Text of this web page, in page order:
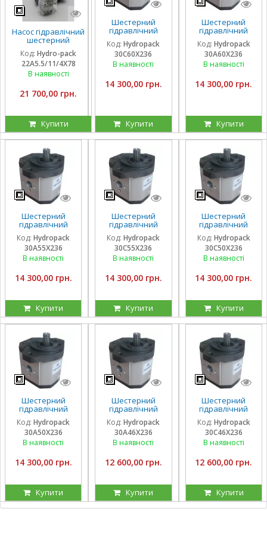
Насос гідравлічний
шестерний
тандемний Hydro-
pack
22A5.5/11/4X780DSS
для CLAAS
Код: Hydro-pack
22A5.5/11/4X78
В наявності
21 700,00 грн.
Купити
Шестерний
гідравлічний
насос Hydropack
30C60X236 (60
см3) правого
обертання
Код: Hydropack
30C60X236
В наявності
14 300,00 грн.
Купити
Шестерний
гідравлічний
насос Hydropack
30A60X236 (60
см3) лівого
обертання
Код: Hydropack
30A60X236
В наявності
14 300,00 грн.
Купити
Шестерний
гідравлічний
насос Hydropack
30A55X236 (55
см3) лівого
обертання
Код: Hydropack
30A55X236
В наявності
14 300,00 грн.
Купити
Шестерний
гідравлічний
насос Hydropack
30C55X236 (55
см3) правого
обертання
Код: Hydropack
30C55X236
В наявності
14 300,00 грн.
Купити
Шестерний
гідравлічний
насос Hydropack
30C50X236 (50
см3) правого
обертання
Код: Hydropack
30C50X236
В наявності
14 300,00 грн.
Купити
Шестерний
гідравлічний
насос Hydropack
30A50X236 (50
см3) лівого
обертання
Код: Hydropack
30A50X236
В наявності
14 300,00 грн.
Купити
Шестерний
гідравлічний
насос Hydropack
30A46X236 (46
см3) лівого
обертання
Код: Hydropack
30A46X236
В наявності
12 600,00 грн.
Купити
Шестерний
гідравлічний
насос Hydropack
30C46X236 (46
см3) правого
обертання
Код: Hydropack
30C46X236
В наявності
12 600,00 грн.
Купити